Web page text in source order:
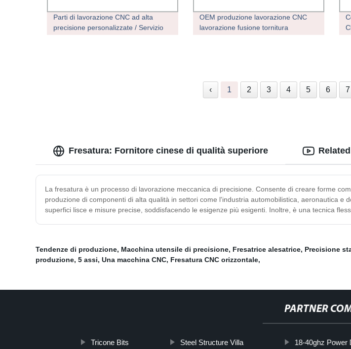
Parti di lavorazione CNC ad alta
precisione personalizzate / Servizio
OEM produzione lavorazione CNC
lavorazione fusione tornitura
‹ 1 2 3 4 5 6 7
Fresatura: Fornitore cinese di qualità superiore
La fresatura è un processo di lavorazione meccanica di precisione. Consente di creare forme
produzione di componenti di alta qualità in settori come l'industria automobilistica, aeronautica
superfici lisce e misure precise, soddisfacendo le esigenze più esigenti. Inoltre, è una tecnica
Tendenze di produzione, Macchina utensile di precisione, Fresatrice alesatrice, Precisione
produzione, 5 assi, Una macchina CNC, Fresatura CNC orizzontale,
PARTNER
Tricone Bits Steel Structure Villa 18-40ghz Power